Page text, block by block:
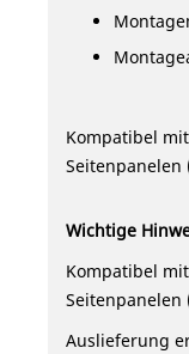
Kompatibel
Wichtige
Kompatibel
Auslieferung